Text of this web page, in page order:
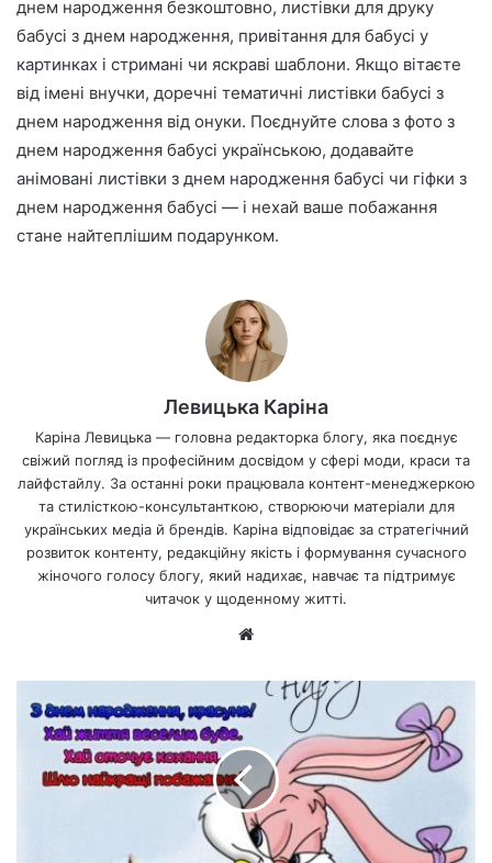
днем народження безкоштовно, листівки для друку
бабусі з днем народження, привітання для бабусі у
картинках і стримані чи яскраві шаблони. Якщо вітаєте
від імені внучки, доречні тематичні листівки бабусі з
днем народження від онуки. Поєднуйте слова з фото з
днем народження бабусі українською, додавайте
анімовані листівки з днем народження бабусі чи гіфки з
днем народження бабусі — і нехай ваше побажання
стане найтеплішим подарунком.
Левицька Каріна
Каріна Левицька — головна редакторка блогу, яка поєднує
свіжий погляд із професійним досвідом у сфері моди, краси та
лайфстайлу. За останні роки працювала контент-менеджеркою
та стилісткою-консультанткою, створюючи матеріали для
українських медіа й брендів. Каріна відповідає за стратегічний
розвиток контенту, редакційну якість і формування сучасного
жіночого голосу блогу, який надихає, навчає та підтримує
читачок у щоденному житті.
са